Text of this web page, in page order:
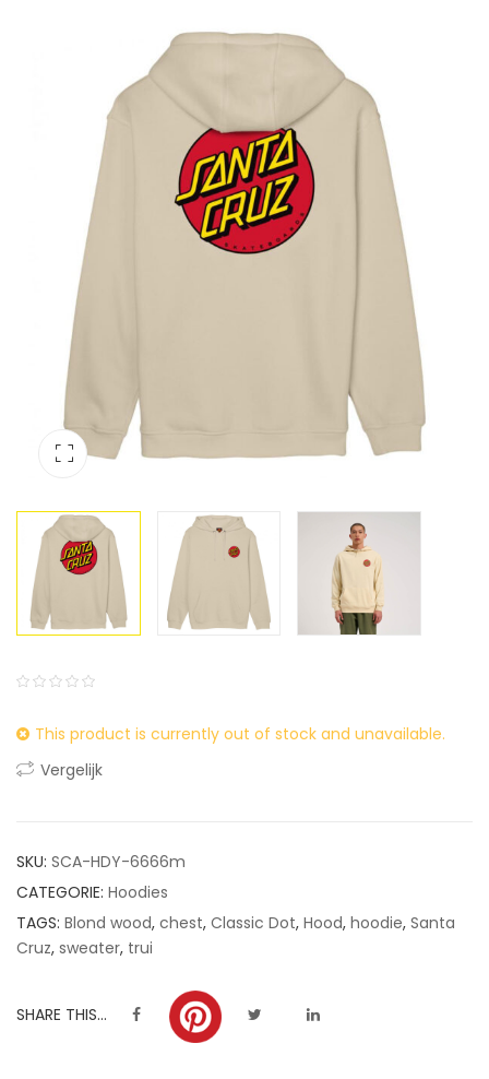
out
of
ratings
This product is currently out of stock and unavailable.
Vergelijk
SKU: SCA-HDY-6666m
CATEGORIE: Hoodies
TAGS: Blond wood, chest, Classic Dot, Hood, hoodie, Santa
Cruz, sweater, trui
SHARE THIS...